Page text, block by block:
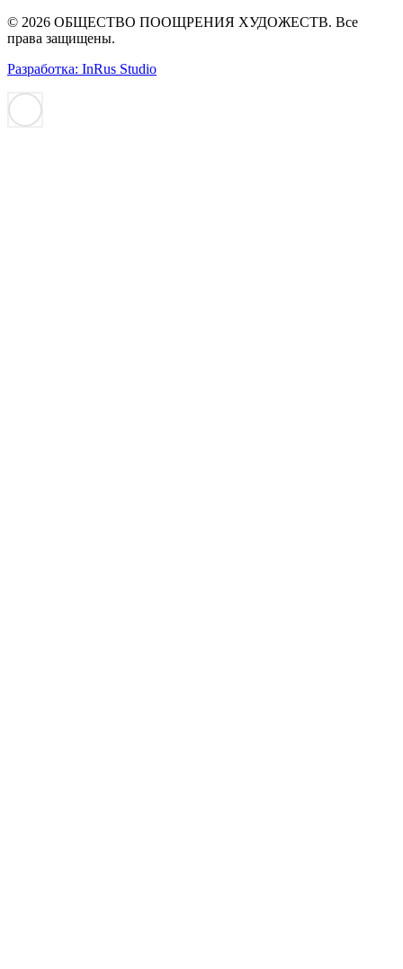
© 2026 ОБЩЕСТВО ПООЩРЕНИЯ ХУДОЖЕСТВ. Все
права защищены.
Разработка: InRus Studio